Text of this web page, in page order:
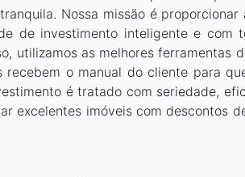
Nossa missão é
de investimento inteligente e com
utilizamos as melhores ferramentas
o manual do cliente para
é tratado com seriedade,
imóveis com descontos